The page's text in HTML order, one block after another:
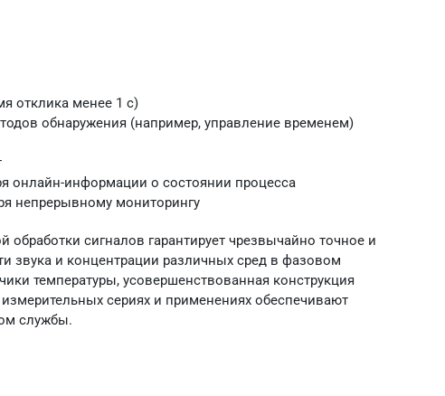
отклика менее 1 с)
обнаружения (например, управление временем)
онлайн-информации о состоянии процесса
непрерывному мониторингу
сигналов гарантирует чрезвычайно точное и
звука и концентрации различных сред в фазовом
температуры, усовершенствованная конструкция
сериях и применениях обеспечивают
службы.